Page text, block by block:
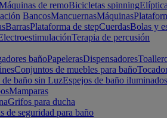
de remoBicicletas spinning
BancosMancuernasMáquinas
BarrasPlataforma de stepCuerdasBolas y
Terapia de percusión
bañoPapelerasDispensadores
Conjuntos de muebles para baño
de baño sin LuzEspejos de baño iluminados
Mamparas
Grifos para ducha
de seguridad para baño